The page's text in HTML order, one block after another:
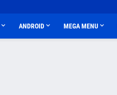
ANDROID MEGA MENU